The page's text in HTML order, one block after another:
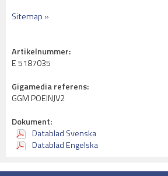
Sitemap »
Artikelnummer:
E 5187035
Gigamedia referens:
GGM POEINJV2
Dokument:
Datablad Svenska
Datablad Engelska